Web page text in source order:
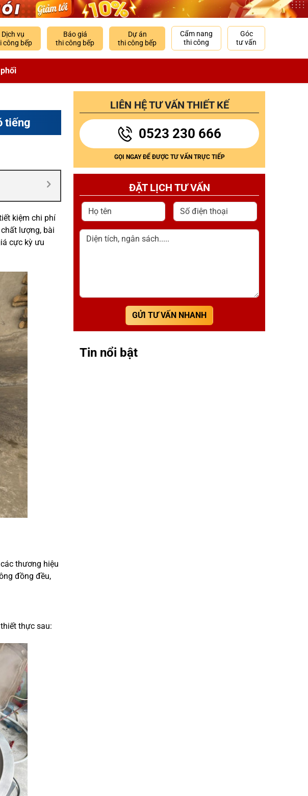
Dịch vụ
công bếp
Báo giá
thi công bếp
Dự án
thi công bếp
Cẩm nang
thi công
Góc
tư vấn
tiếng
kiệm chi phí
lượng, bài
cực kỳ ưu
thương hiệu
đồng đều,
thực sau:
LIÊN HỆ TƯ VẤN THIẾT KẾ
0523 230 666
GỌI NGAY ĐỂ ĐƯỢC TƯ VẤN TRỰC TIẾP
ĐẶT LỊCH TƯ VẤN
Họ tên Số điện thoại
Diện tích, ngân sách.....
GỬI TƯ VẤN NHANH
Tin nổi bật